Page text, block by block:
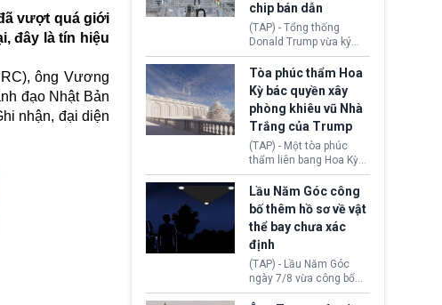
vượt quá giới
đây là tín hiệu
ông Vương
đạo Nhật Bản
nhận, đại diện
chip bán dẫn
(TAP) - Tổng thống
Donald Trump vừa ký
sắc lệnh áp thuế bổ
sung 15% cùng cơ chế
giá sàn nhập khẩu
nghiêm ngặt đối với
polysilicon và các sản
phẩm hạ nguồn. Quyết
định này nhằm khôi
phục chuỗi cung ứng
công nghệ, năng lượng
mặt trời nội địa trước sự
thống trị của Trung
Quốc.
Tòa phúc thẩm Hoa
Kỳ bác quyền xây
phòng khiêu vũ Nhà
Trắng của Trump
(TAP) - Một tòa phúc
thẩm liên bang Hoa Kỳ
vừa phán quyết, chính
quyền Tổng thống
Donald Trump không có
quyền tự ý xây phòng
khiêu vũ mới rộng
khoảng 90.000 feet
vuông tại khu vực Cánh
Đông Nhà Trắng.
Lầu Năm Góc công
bố thêm hồ sơ về vật
thể bay chưa xác
định
(TAP) - Lầu Năm Góc
ngày 7/8 vừa công bố
thêm 41 hồ sơ liên quan